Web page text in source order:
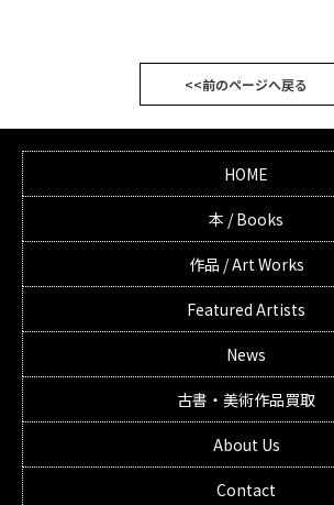
<<前のページへ戻る
HOME
本 / Books
作品 / Art Works
Featured Artists
News
古書・美術作品買取
About Us
Contact